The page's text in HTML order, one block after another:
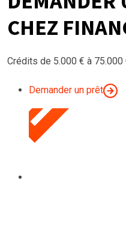
CHEZ
Crédits de 5.000 € à
Demander un prêt